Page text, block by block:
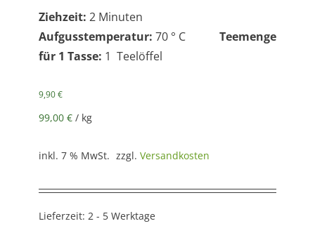
Ziehzeit: 2 Minuten
Aufgusstemperatur: 70 ° C Teemenge
für 1 Tasse: 1 Teelöffel
9,90€
99,00 € / kg
inkl. 7 % MwSt. zzgl. Versandkosten
Lieferzeit: 2 - 5 Werktage